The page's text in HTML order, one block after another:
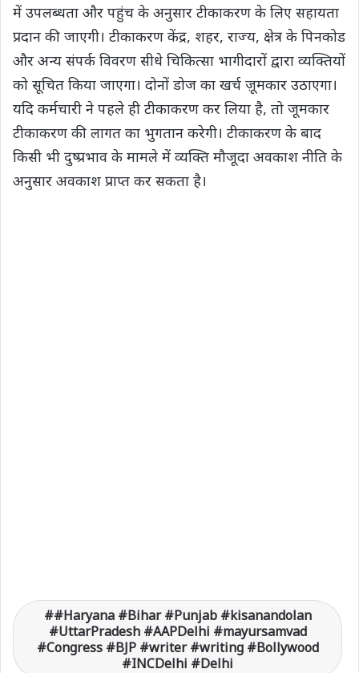
में उपलब्धता और पहुंच के अनुसार टीकाकरण के लिए सहायता
प्रदान की जाएगी। टीकाकरण केंद्र, शहर, राज्य, क्षेत्र के पिनकोड
और अन्य संपर्क विवरण सीधे चिकित्सा भागीदारों द्वारा व्यक्तियों
को सूचित किया जाएगा। दोनों डोज का खर्च ज़ूमकार उठाएगा।
यदि कर्मचारी ने पहले ही टीकाकरण कर लिया है, तो जूमकार
टीकाकरण की लागत का भुगतान करेगी। टीकाकरण के बाद
किसी भी दुष्प्रभाव के मामले में व्यक्ति मौजूदा अवकाश नीति के
अनुसार अवकाश प्राप्त कर सकता है।
#Haryana #Bihar #Punjab #kisanandolan
#UttarPradesh #AAPDelhi #mayursamvad
#Congress #BJP #writer #writing #Bollywood
#INCDelhi #Delhi